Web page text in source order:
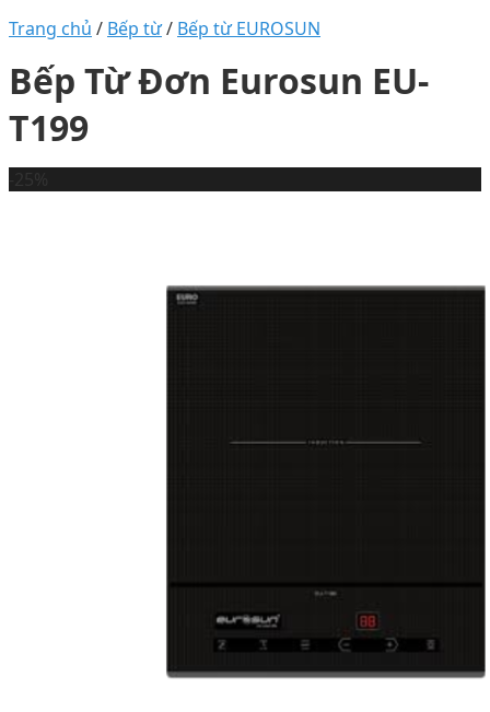
Trang chủ / Bếp từ/ Bếp từ EUROSUN
Bếp Từ Đơn Eurosun EU-
T199